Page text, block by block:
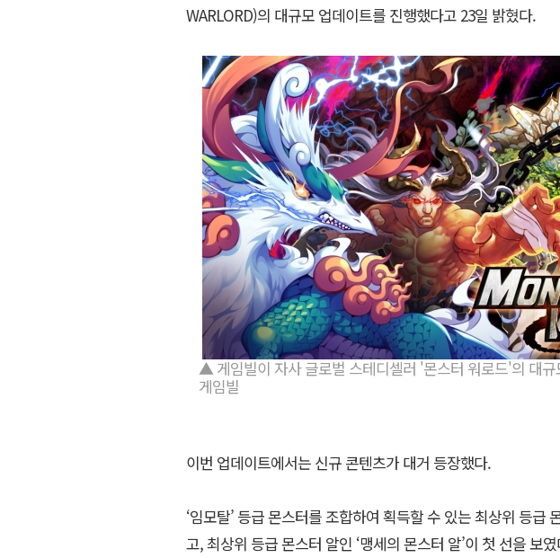
WARLORD)의 대규모 업데이트를 진행했다고 23일 밝혔다.
▲ 게임빌이 자사 글로벌 스테디셀러 '몬스터 워로드'의 대
게임빌
이번 업데이트에서는 신규 콘텐츠가 대거 등장했다.
‘임모탈’ 등급 몬스터를 조합하여 획득할 수 있는 최상위 등급
고, 최상위 등급 몬스터 알인 ‘맹세의 몬스터 알’이 첫 선을 보